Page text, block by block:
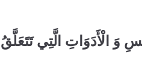
وَ الْأَدَوَاتِ الَّتِي تَتَعَلَّقُ